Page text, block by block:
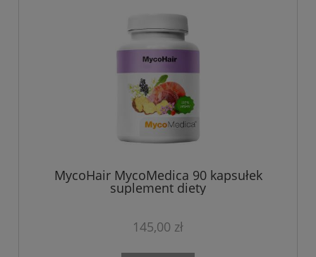
MycoHair MycoMedica 90 kapsułek
suplement diety
145,00 zł